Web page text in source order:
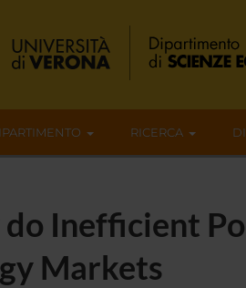
RICERCA
Inefficient
Markets